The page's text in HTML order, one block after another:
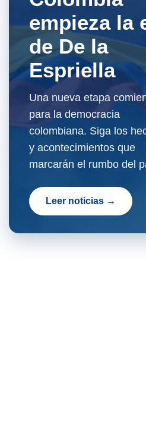
empieza la
de De la
Espriella
Una nueva etapa
para la democracia
colombiana. Siga los
y acontecimientos que
marcarán el rumbo del
Leer noticias →